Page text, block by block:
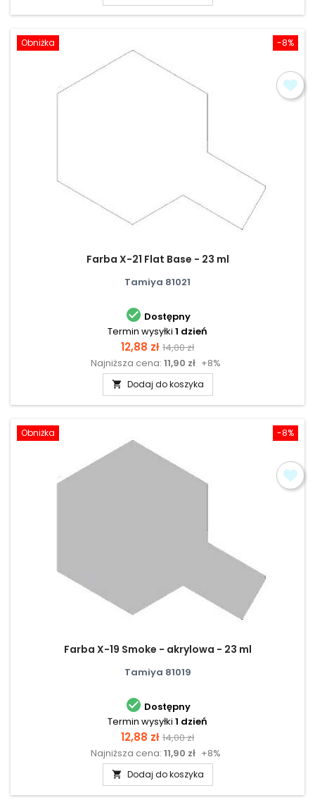
-8%
Obniżka
Farba X-21 Flat Base - 23 ml
Tamiya 81021
 Dostępny
Termin wysyłki 1 dzień
Cena
12,88 zł Cena
podstawowa
14,00 zł
Najniższa cena: 11,90 zł +8%
 Dodaj do koszyka
-8%
Obniżka
Farba X-19 Smoke - akrylowa - 23 ml
Tamiya 81019
 Dostępny
Termin wysyłki 1 dzień
Cena
12,88 zł Cena
podstawowa
14,00 zł
Najniższa cena: 11,90 zł +8%
 Dodaj do koszyka